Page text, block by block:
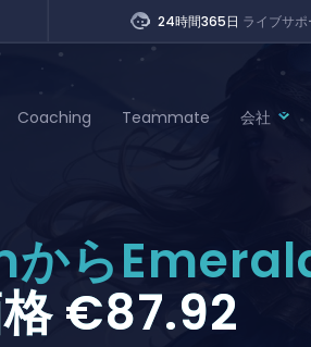
24時間365日 ライブサポ
Coaching Teammate 会社
ら
€87.92